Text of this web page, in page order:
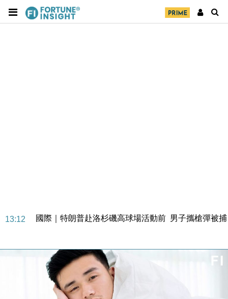
13:12
國際｜特朗普赴洛杉磯高球場活動前 男子攜槍彈被捕
財經｜黑石傳再籌逾360億美元 支援Anthropic租用
Google晶片
財經｜美商務部擬擴大金屬關稅範圍 14類產品或加徵